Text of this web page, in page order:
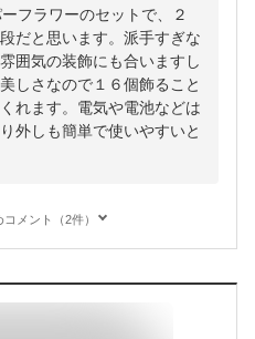
フラワーのセットで、２
だと思います。派手すぎな
囲気の装飾にも合いますし
しさなので１６個飾ること
れます。電気や電池などは
外しも簡単で使いやすいと
メント（2件）